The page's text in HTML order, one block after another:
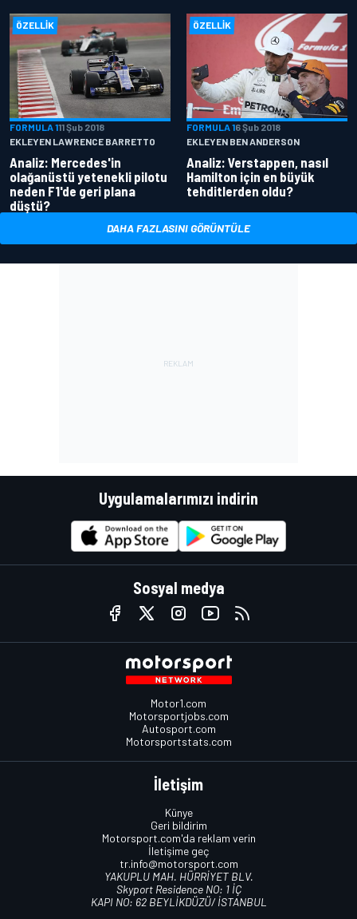
ÖZELLIK
FORMULA 111 Şub 2018
EKLEYEN LAWRENCE BARRETTO
Analiz: Mercedes'in
olağanüstü yetenekli pilotu
neden F1'de geri plana
düştü?
ÖZELLIK
FORMULA 16 Şub 2018
EKLEYEN BEN ANDERSON
Analiz: Verstappen, nasıl
Hamilton için en büyük
tehditlerden oldu?
DAHA FAZLASINI GÖRÜNTÜLE
Uygulamalarımızı indirin
Sosyal medya
Motor1.com
Motorsportjobs.com
Autosport.com
Motorsportstats.com
İletişim
Künye
Geri bildirim
Motorsport.com'da reklam verin
İletişime geç
tr.info@motorsport.com
YAKUPLU MAH. HÜRRİYET BLV.
Skyport Residence NO: 1 İÇ
KAPI NO: 62 BEYLİKDÜZÜ/ İSTANBUL